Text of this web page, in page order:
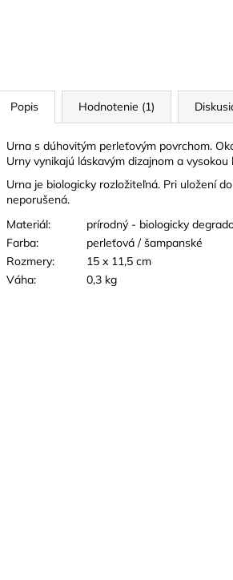
Popis Hodnotenie (1)
Urna s dúhovitým perleťovým povrchom.
Urny vynikajú láskavým dizajnom a vysokou
Urna je biologicky rozložiteľná. Pri uložení
neporušená.
Materiál:
prírodný - biologicky
Farba:
perleťová / šampanské
Rozmery:
15 x 11,5 cm
Váha:
0,3 kg